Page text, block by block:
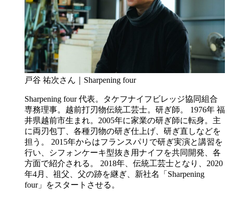
戸谷 祐次さん｜Sharpening four
Sharpening four 代表。タケフナイフビレッジ協同組合
専務理事。越前打刃物伝統工芸士。研ぎ師。 1976年 福
井県越前市生まれ。2005年に家業の研ぎ師に転身。主
に両刃包丁、各種刃物の研ぎ仕上げ、研ぎ直しなどを
担う。 2015年からはフランスパリで研ぎ実演と講習を
行い、シフォンケーキ型抜き用ナイフを共同開発、各
方面で紹介される。 2018年、伝統工芸士となり、2020
年4月、祖父、父の跡を継ぎ、新社名「Sharpening
four」をスタートさせる。